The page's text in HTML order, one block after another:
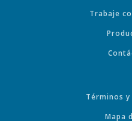
Trabaje
Términos y
Mapa